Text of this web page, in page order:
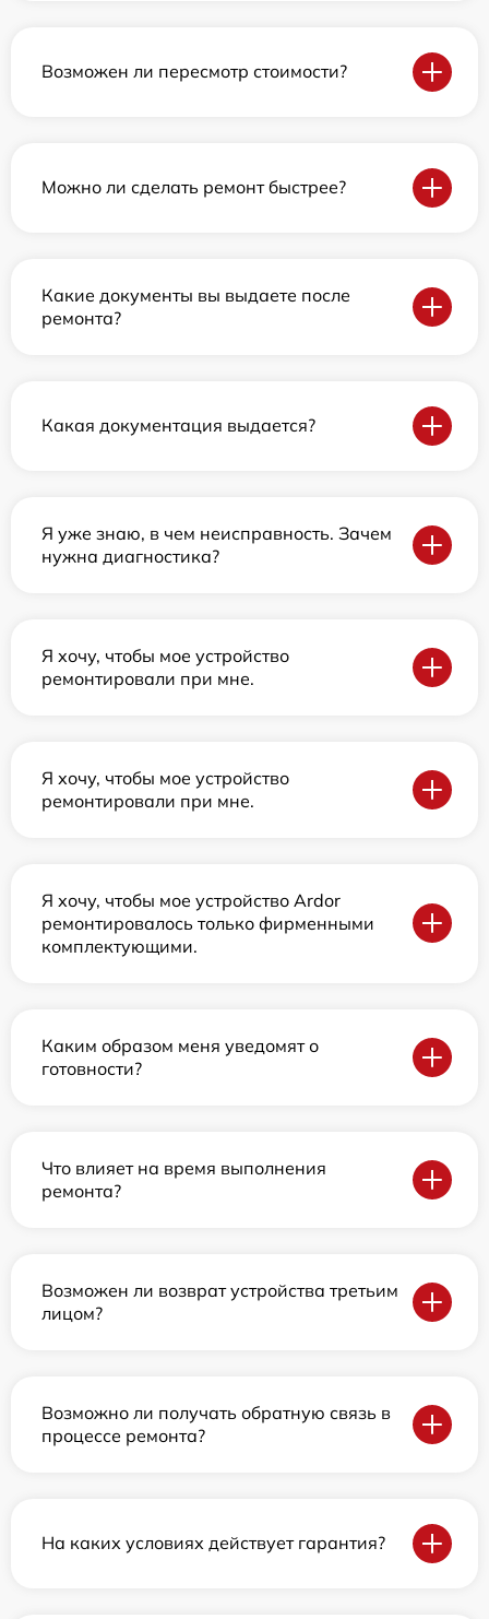
Возможен ли пересмотр стоимости?
Можно ли сделать ремонт быстрее?
Какие документы вы выдаете после
ремонта?
Какая документация выдается?
Я уже знаю, в чем неисправность. Зачем
нужна диагностика?
Я хочу, чтобы мое устройство
ремонтировали при мне.
Я хочу, чтобы мое устройство
ремонтировали при мне.
Я хочу, чтобы мое устройство Ardor
ремонтировалось только фирменными
комплектующими.
Каким образом меня уведомят о
готовности?
Что влияет на время выполнения
ремонта?
Возможен ли возврат устройства третьим
лицом?
Возможно ли получать обратную связь в
процессе ремонта?
На каких условиях действует гарантия?